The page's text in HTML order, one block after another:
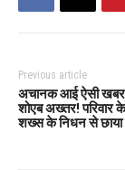
Previous article
अचानक आई ऐसी
शोएब अख्तर! परिवार
शख्स के निधन से छाया